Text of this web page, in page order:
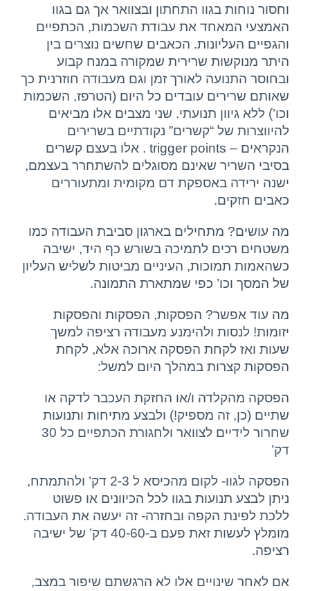
וחסור נוחות בגוו התחתון ובצוואר אך גם בגוו
האמצעי המאחד את עבודת השכמות, הכתפיים
והגפיים העליונות. הכאבים שחשים נוצרים בין
היתר מנוקשות שרירית שמקורה במנח קבוע
ובחוסר התנועה לאורך זמן וגם מעבודה חוזרנית כך
שאותם שרירים עובדים כל היום (הטרפז, השכמות
וכו’) ללא גיוון תנועתי. שני מצבים אלו מביאים
להיווצרות של “קשרים” נקודתיים בשרירים
הנקראים – trigger points . אלו בעצם קשרים
בסיבי השריר שאינם מסוגלים להשתחרר בעצמם,
ישנה ירידה באספקת דם מקומית ומתעוררים
כאבים חזקים.
מה עושים? מתחילים בארגון סביבת העבודה כמו
משטחים רכים לתמיכה בשורש כף היד, ישיבה
כשהאמות תמוכות, העיניים מביטות לשליש העליון
של המסך וכו’ כפי שמתארת התמונה.
מה עוד אפשר? הפסקות, הפסקות והפסקות
יזומות! לנסות ולהימנע מעבודה רציפה למשך
שעות ואז לקחת הפסקה ארוכה אלא, לקחת
הפסקות קצרות במהלך היום למשל:
הפסקה מהקלדה ו/או החזקת העכבר לדקה או
שתיים (כן, זה מספיק!) ולבצע מתיחות ותנועות
שחרור לידיים לצוואר ולחגורת הכתפיים כל 30
דק’
הפסקה לגוו- לקום מהכיסא ל 2-3 דק’ ולהתמתח,
ניתן לבצע תנועות בגוו לכל הכיוונים או פשוט
ללכת לפינת הקפה ובחזרה- זה יעשה את העבודה.
מומלץ לעשות זאת פעם ב-40-60 דק’ של ישיבה
רציפה.
אם לאחר שינויים אלו לא הרגשתם שיפור במצב,